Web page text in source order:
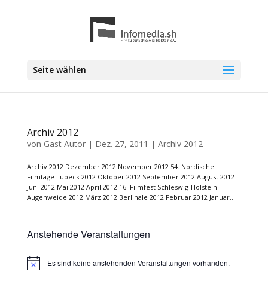
Seite wählen
Archiv 2012
von Gast Autor| Dez. 27, 2011 | Archiv 2012
Archiv 2012 Dezember 2012 November 2012 54. Nordische
Filmtage Lübeck 2012 Oktober 2012 September 2012 August 2012
Juni 2012 Mai 2012 April 2012 16. Filmfest Schleswig-Holstein –
Augenweide 2012 März 2012 Berlinale 2012 Februar 2012 Januar...
Anstehende Veranstaltungen
HinweisEs sind keine anstehenden Veranstaltungen vorhanden.